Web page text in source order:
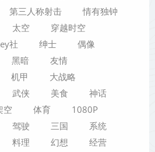
第三人称射击
情有独钟
太空
穿越时空
社 绅士
偶像
黑暗
友情
机甲
大战略
武侠 美食
神话
空 体育
1080P
驾驶 三国
系统
料理 幻想
经营